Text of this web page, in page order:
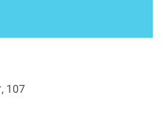
107